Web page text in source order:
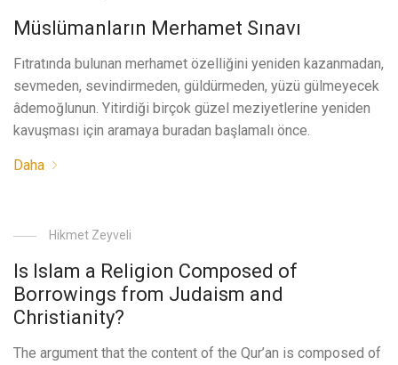
Müslümanların Merhamet Sınavı
Fıtratında bulunan merhamet özelliğini yeniden kazanmadan,
sevmeden, sevindirmeden, güldürmeden, yüzü gülmeyecek
âdemoğlunun. Yitirdiği birçok güzel meziyetlerine yeniden
kavuşması için aramaya buradan başlamalı önce.
Daha
Hikmet Zeyveli
Is Islam a Religion Composed of
Borrowings from Judaism and
Christianity?
The argument that the content of the Qur’an is composed of